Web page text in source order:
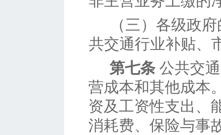
（三） 各级政
共交通行业补贴、
第七条 公共交
营成本和其他成本
资及工资性支出、
消耗费、保险与事